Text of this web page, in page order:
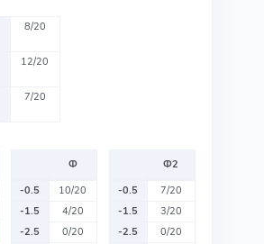
8/20
12/20
7/20
Ф
-0.5
10/20
-1.5
4/20
-2.5
0/20
Ф2
-0.5
7/20
-1.5
3/20
-2.5
0/20